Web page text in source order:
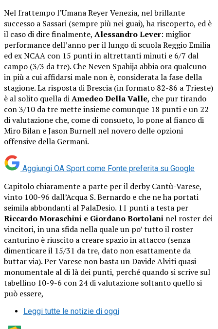
Nel frattempo l’Umana Reyer Venezia, nel brillante
successo a Sassari (sempre più nei guai), ha riscoperto, ed è
il caso di dire finalmente, Alessandro Lever: miglior
performance dell’anno per il lungo di scuola Reggio Emilia
ed ex NCAA con 15 punti in altrettanti minuti e 6/7 dal
campo (3/3 da tre). Che Neven Spahija abbia ora qualcuno
in più a cui affidarsi male non è, considerata la fase della
stagione. La risposta di Brescia (in formato 82-86 a Trieste)
è al solito quella diAmedeo Della Valle, che pur tirando
con 3/10 da tre mette insieme comunque 18 punti e un 22
di valutazione che, come di consueto, lo pone al fianco di
Miro Bilan e Jason Burnell nel novero delle opzioni
offensive della Germani.
Aggiungi OA Sport come Fonte preferita su Google
Capitolo chiaramente a parte per il derby Cantù-Varese,
vinto 100-96 dall’Acqua S. Bernardo e che ne ha portati
seimila abbondanti al PalaDesio. 11 punti a testa per
Riccardo Moraschini e Giordano Bortolani nel roster dei
vincitori, in una sfida nella quale un po’ tutto il roster
canturino è riuscito a creare spazio in attacco (senza
dimenticare il 15/31 da tre, dato non esattamente da
buttar via). Per Varese non basta un Davide Alviti quasi
monumentale al di là dei punti, perché quando si scrive sul
tabellino 10-9-6 con 24 di valutazione soltanto quello si
può essere,
Leggi tutte le notizie di oggi